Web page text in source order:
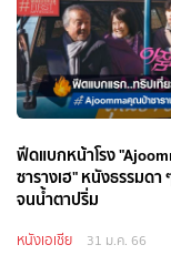
ฟีดแบกหน้าโรง
ซารางเฮ" หนังธรรมด
จนน้ำตาปริ่ม
หนังเอเชีย 31 ม.ค. 66